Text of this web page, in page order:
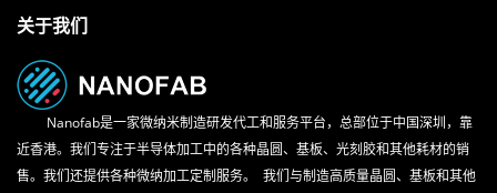
关于我们
Nanofab是一家微纳米制造研发代工和服务平台，总部位于中国深圳，靠
近香港。我们专注于半导体加工中的各种晶圆、基板、光刻胶和其他耗材的销
售。我们还提供各种微纳加工定制服务。 我们与制造高质量晶圆、基板和其他